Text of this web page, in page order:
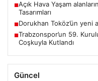
■Açık Hava Yaşam
Tasarımları
■Dorukhan Toköz’ün yeni
■Trabzonspor’un 59.
Coşkuyla Kutlandı
Güncel